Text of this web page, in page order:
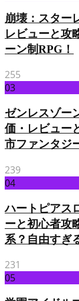
崩壊：スター
レビューと攻
ーン制RPG！
255
03
ゼンレスゾー
価・レビュー
市ファンタジ
239
04
ハートピアス
ーと初心者攻
系？自由すぎ
231
05